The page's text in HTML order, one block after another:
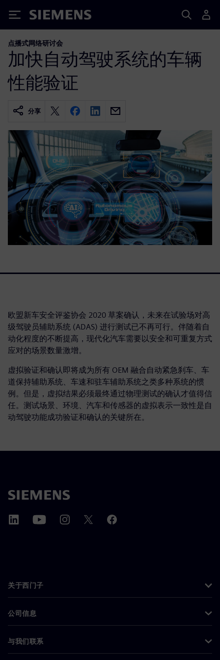
Siemens
点播式网络研讨会
加快自动驾驶系统的车辆
性能验证
分享
欧盟新车安全评鉴协会 2020 草案确认，未来在试验场对高
级驾驶员辅助系统 (ADAS) 进行测试已不再可行。伴随着自
动化程度的不断提高，现代化汽车需要以安全和可重复方式
应对的场景数量激增。
虚拟验证和确认即将成为所有 OEM 融合自动紧急刹车、车
道保持辅助系统、车速和驻车辅助系统之类多种系统的惯
例。但是，虚拟结果必须最终通过物理测试的确认才值得信
任。测试场景、环境、汽车和传感器的虚拟表示一致性是自
动驾驶功能成功验证和确认的关键所在。
关于西门子
公司信息
与我们联系